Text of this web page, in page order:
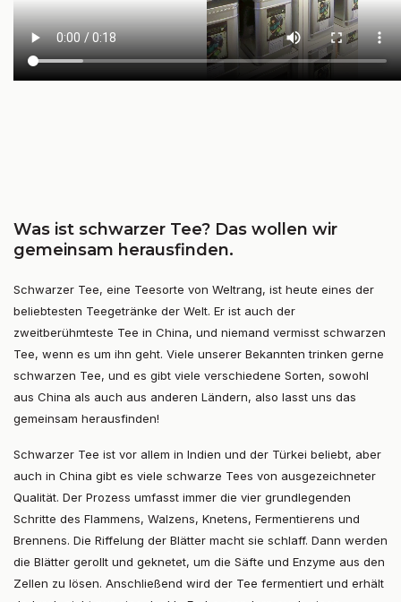
Was ist schwarzer Tee? Das wollen wir
gemeinsam herausfinden.
Schwarzer Tee, eine Teesorte von Weltrang, ist heute eines der
beliebtesten Teegetränke der Welt. Er ist auch der
zweitberühmteste Tee in China, und niemand vermisst schwarzen
Tee, wenn es um ihn geht. Viele unserer Bekannten trinken gerne
schwarzen Tee, und es gibt viele verschiedene Sorten, sowohl
aus China als auch aus anderen Ländern, also lasst uns das
gemeinsam herausfinden!
Schwarzer Tee ist vor allem in Indien und der Türkei beliebt, aber
auch in China gibt es viele schwarze Tees von ausgezeichneter
Qualität. Der Prozess umfasst immer die vier grundlegenden
Schritte des Flammens, Walzens, Knetens, Fermentierens und
Brennens. Die Riffelung der Blätter macht sie schlaff. Dann werden
die Blätter gerollt und geknetet, um die Säfte und Enzyme aus den
Zellen zu lösen. Anschließend wird der Tee fermentiert und erhält